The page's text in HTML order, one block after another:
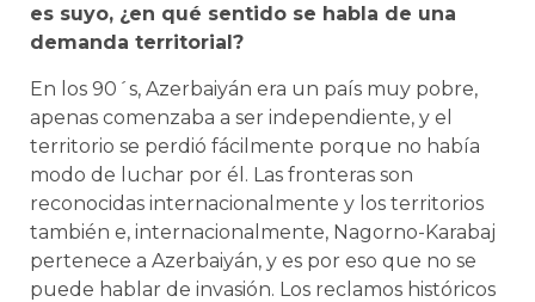
es suyo, ¿en qué sentido se habla de una
demanda territorial?
En los 90´s, Azerbaiyán era un país muy pobre,
apenas comenzaba a ser independiente, y el
territorio se perdió fácilmente porque no había
modo de luchar por él. Las fronteras son
reconocidas internacionalmente y los territorios
también e, internacionalmente, Nagorno-Karabaj
pertenece a Azerbaiyán, y es por eso que no se
puede hablar de invasión. Los reclamos históricos